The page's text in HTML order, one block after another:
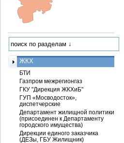
ЖКХ
БТИ
Газпром межрегионгаз
ГКУ "Дирекция ЖКХиБ"
ГУП «Мосводосток»,
диспетчерские
Департамент жилищной политики
(присоединен к Департаменту
городского имущества)
Дирекции единого заказчика
(ДЕЗы, ГБУ Жилищник)